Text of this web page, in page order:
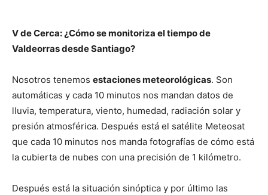
V de Cerca: ¿Cómo se monitoriza el tiempo de
Valdeorras desde Santiago?
Nosotros tenemos estaciones meteorológicas. Son
automáticas y cada 10 minutos nos mandan datos de
lluvia, temperatura, viento, humedad, radiación solar y
presión atmosférica. Después está el satélite Meteosat
que cada 10 minutos nos manda fotografías de cómo está
la cubierta de nubes con una precisión de 1 kilómetro.
Después está la situación sinóptica y por último las